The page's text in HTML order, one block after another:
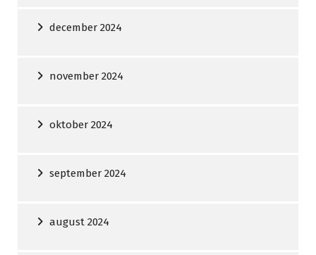
december 2024
november 2024
oktober 2024
september 2024
august 2024